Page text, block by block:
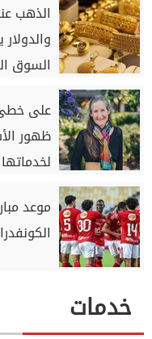
السوق
على خطى
ظهور
خدمات